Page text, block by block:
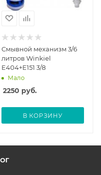
Смывной механизм 3/6
литров Winkiel
E404+E151 3/8
Мало
2250 руб.
В КОРЗИНУ